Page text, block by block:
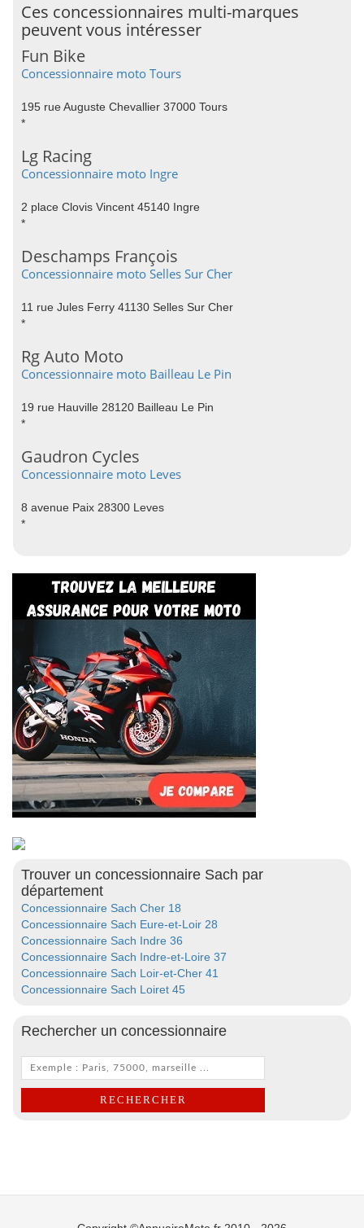
Ces concessionnaires multi-marques
peuvent vous intéresser
Fun Bike
Concessionnaire moto Tours
195 rue Auguste Chevallier 37000 Tours
*
Lg Racing
Concessionnaire moto Ingre
2 place Clovis Vincent 45140 Ingre
*
Deschamps François
Concessionnaire moto Selles Sur Cher
11 rue Jules Ferry 41130 Selles Sur Cher
*
Rg Auto Moto
Concessionnaire moto Bailleau Le Pin
19 rue Hauville 28120 Bailleau Le Pin
*
Gaudron Cycles
Concessionnaire moto Leves
8 avenue Paix 28300 Leves
*
Trouver un concessionnaire Sach par
département
Concessionnaire Sach Cher 18
Concessionnaire Sach Eure-et-Loir 28
Concessionnaire Sach Indre 36
Concessionnaire Sach Indre-et-Loire 37
Concessionnaire Sach Loir-et-Cher 41
Concessionnaire Sach Loiret 45
Rechercher un concessionnaire